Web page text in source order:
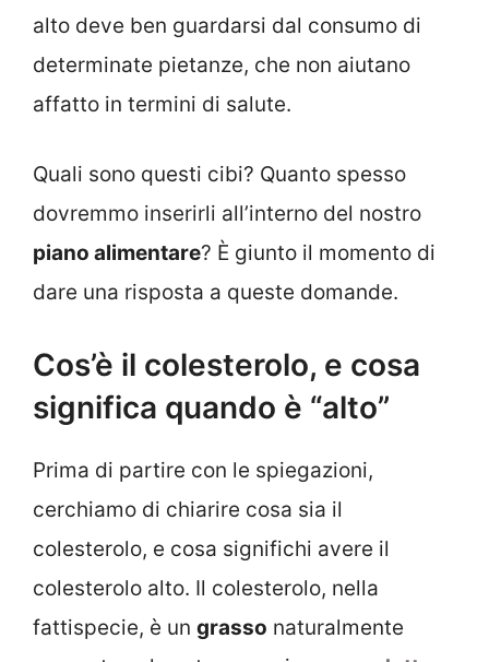
alto deve ben guardarsi dal consumo di
determinate pietanze, che non aiutano
affatto in termini di salute.
Quali sono questi cibi? Quanto spesso
dovremmo inserirli all’interno del nostro
piano alimentare? È giunto il momento di
dare una risposta a queste domande.
Cos’è il colesterolo, e cosa
significa quando è “alto”
Prima di partire con le spiegazioni,
cerchiamo di chiarire cosa sia il
colesterolo, e cosa significhi avere il
colesterolo alto. Il colesterolo, nella
fattispecie, è un grasso naturalmente